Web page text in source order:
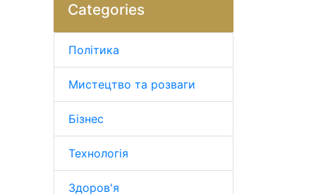
Categories
Політика
Мистецтво та розваги
Бізнес
Технологія
Здоров'я